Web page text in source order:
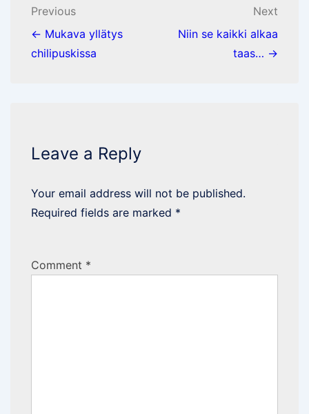
Post
navigation
Previous
← Mukava yllätys
chilipuskissa
Next
Niin se kaikki alkaa
taas… →
Leave a Reply
Your email address will not be published.
Required fields are marked *
Comment *